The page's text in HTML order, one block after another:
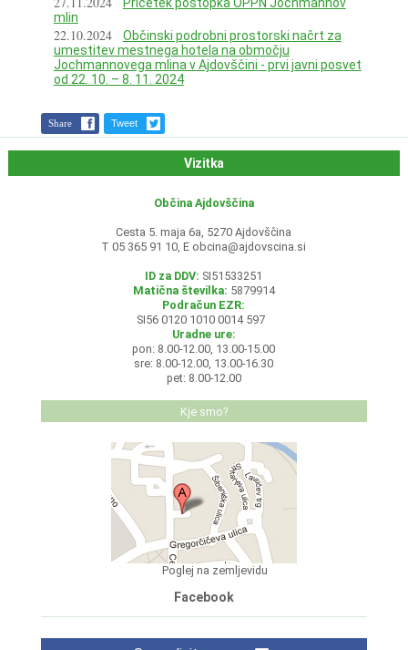
Pričetek postopka OPPN Jochmannov
mlin
22.10.2024
Občinski podrobni prostorski načrt za
umestitev mestnega hotela na območju
Jochmannovega mlina v Ajdovščini - prvi javni posvet
od 22. 10. – 8. 11. 2024
Share Tweet
Vizitka
Občina Ajdovščina
Cesta 5. maja 6a, 5270 Ajdovščina
T 05 365 91 10, E obcina@ajdovscina.si
ID za DDV: SI51533251
Matična številka: 5879914
Podračun EZR:
SI56 0120 1010 0014 597
Uradne ure:
pon: 8.00-12.00, 13.00-15.00
sre: 8.00-12.00, 13.00-16.30
pet: 8.00-12.00
Kje smo?
Poglej na zemljevidu
Facebook